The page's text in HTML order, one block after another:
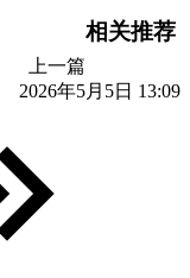
上一篇
2026年5月5日 13:09
相关推荐